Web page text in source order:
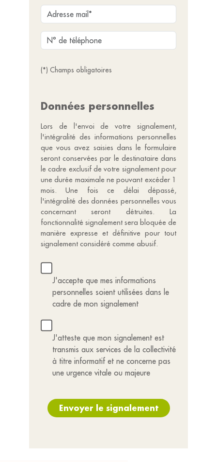
(*) Champs obligatoires
Données personnelles
Lors de l'envoi de votre signalement,
l'intégralité des informations personnelles
que vous avez saisies dans le formulaire
seront conservées par le destinataire dans
le cadre exclusif de votre signalement pour
une durée maximale ne pouvant excéder 1
mois. Une fois ce délai dépassé,
l'intégralité des données personnelles vous
concernant seront détruites. La
fonctionnalité signalement sera bloquée de
manière expresse et définitive pour tout
signalement considéré comme abusif.
J'accepte que mes informations
personnelles soient utilisées dans le
cadre de mon signalement
J'atteste que mon signalement est
transmis aux services de la collectivité
à titre informatif et ne concerne pas
une urgence vitale ou majeure
Envoyer le signalement